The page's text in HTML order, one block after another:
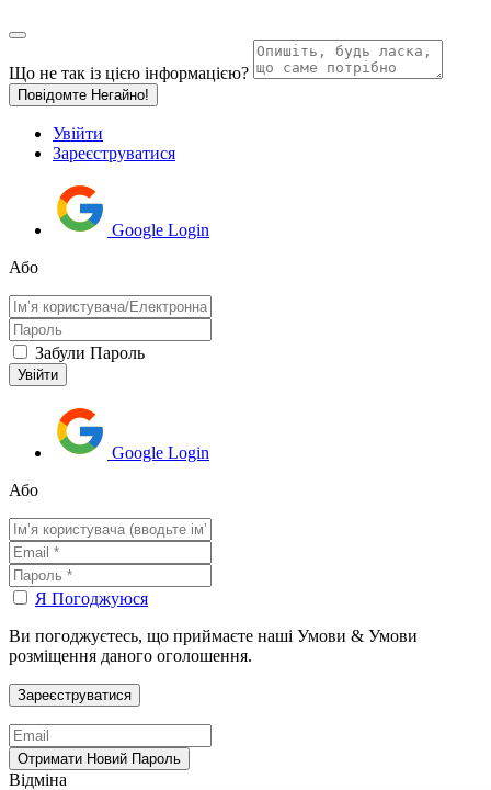
Що не так із цією інформацією?
Повідомте Негайно!
Увійти
Зареєструватися
Google Login
Або
Забули Пароль
Google Login
Або
Я Погоджуюся
Ви погоджуєтесь, що приймаєте наші Умови & Умови
розміщення даного оголошення.
Відміна